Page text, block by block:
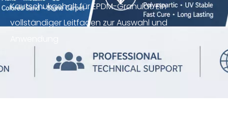
Kautschukgehalt für EPDM-Granulat: Ein
vollständiger Leitfaden zur Auswahl und